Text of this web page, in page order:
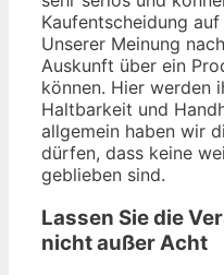
Kaufentscheidung
Unserer Meinung
Auskunft über ein
können. Hier werden
Haltbarkeit und
allgemein haben wir
dürfen, dass keine
geblieben sind.
Lassen Sie die
nicht außer Acht